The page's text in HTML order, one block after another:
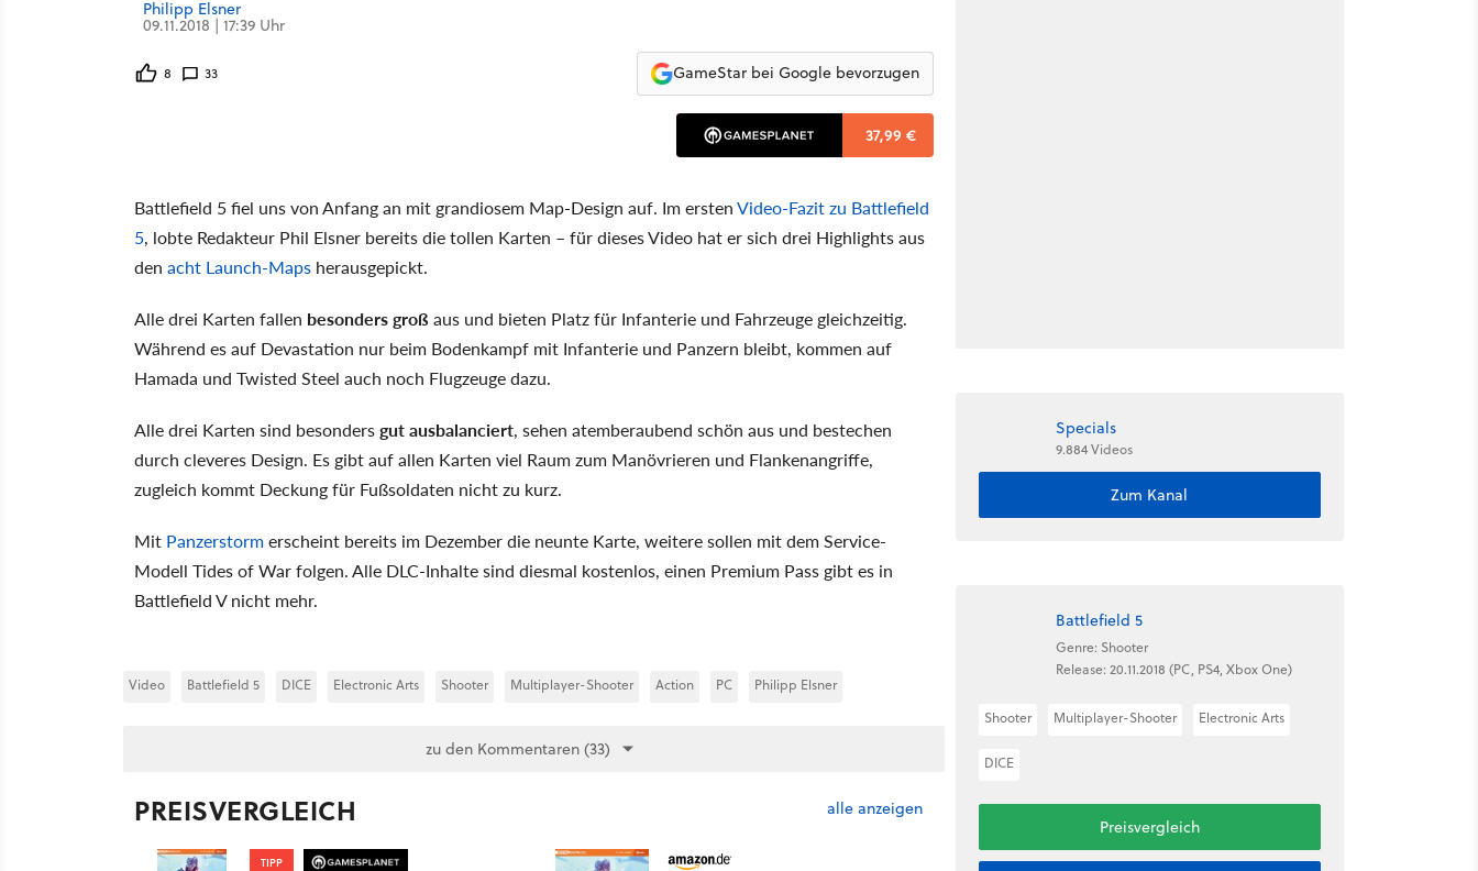
Philipp Elsner
09.11.2018 | 17:39 Uhr
8 33 GameStar bei Google bevorzugen
37,99 €
Battlefield 5 fiel uns von Anfang an mit grandiosem Map-Design auf. Im erstenVideo-Fazit zu Battlefield
5, lobte Redakteur Phil Elsner bereits die tollen Karten – für dieses Video hat er sich drei Highlights aus
den acht Launch-Maps herausgepickt.
Alle drei Karten fallen besonders großaus und bieten Platz für Infanterie und Fahrzeuge gleichzeitig.
Während es auf Devastation nur beim Bodenkampf mit Infanterie und Panzern bleibt, kommen auf
Hamada und Twisted Steel auch noch Flugzeuge dazu.
Alle drei Karten sind besondersgut ausbalanciert, sehen atemberaubend schön aus und bestechen
durch cleveres Design. Es gibt auf allen Karten viel Raum zum Manövrieren und Flankenangriffe,
zugleich kommt Deckung für Fußsoldaten nicht zu kurz.
Mit Panzerstormerscheint bereits im Dezember die neunte Karte, weitere sollen mit dem Service-
Modell Tides of War folgen. Alle DLC-Inhalte sind diesmal kostenlos, einen Premium Pass gibt es in
Battlefield V nicht mehr.
Video Battlefield 5 DICE Electronic Arts Shooter Multiplayer-Shooter Action PC Philipp Elsner
zu den Kommentaren (33)
PREISVERGLEICH alle anzeigen
TIPP
Specials
9.884 Videos
Zum Kanal
Battlefield 5
Genre: Shooter
Release: 20.11.2018 (PC, PS4, Xbox One)
Shooter Multiplayer-Shooter Electronic Arts
DICE
Preisvergleich